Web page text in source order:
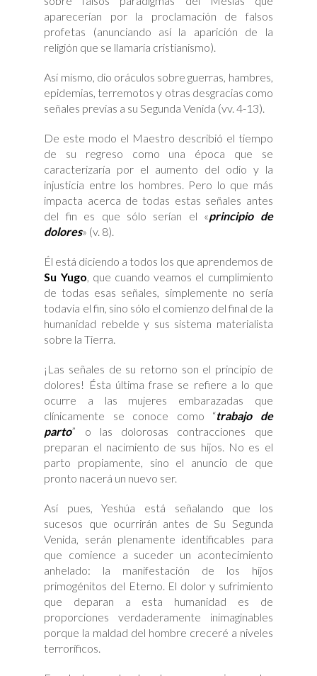
aparecerían por la proclamación de falsos
profetas (anunciando así la aparición de la
religión que se llamaría cristianismo).
Así mismo, dio oráculos sobre guerras, hambres,
epidemias, terremotos y otras desgracias como
señales previas a su Segunda Venida (vv. 4-13).
De este modo el Maestro describió el tiempo
de su regreso como una época que se
caracterizaría por el aumento del odio y la
injusticia entre los hombres. Pero lo que más
impacta acerca de todas estas señales antes
del fin es que sólo serían el «principio de
dolores» (v. 8).
Él está diciendo a todos los que aprendemos de
Su Yugo, que cuando veamos el cumplimiento
de todas esas señales, simplemente no sería
todavía el fin, sino sólo el comienzo del final de la
humanidad rebelde y sus sistema materialista
sobre la Tierra.
¡Las señales de su retorno son el principio de
dolores! Ésta última frase se refiere a lo que
ocurre a las mujeres embarazadas que
clínicamente se conoce como “trabajo de
parto” o las dolorosas contracciones que
preparan el nacimiento de sus hijos. No es el
parto propiamente, sino el anuncio de que
pronto nacerá un nuevo ser.
Así pues, Yeshúa está señalando que los
sucesos que ocurrirán antes de Su Segunda
Venida, serán plenamente identificables para
que comience a suceder un acontecimiento
anhelado: la manifestación de los hijos
primogénitos del Eterno. El dolor y sufrimiento
que deparan a esta humanidad es de
proporciones verdaderamente inimaginables
porque la maldad del hombre creceré a niveles
terroríficos.